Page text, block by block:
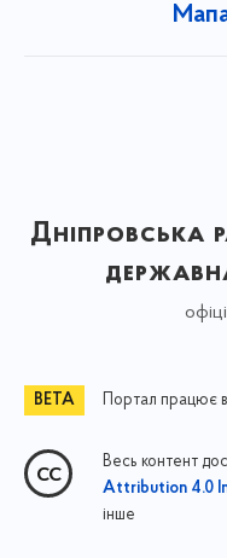
Дніпровська
Портал працює
Весь контент
Attribution 4.0
інше